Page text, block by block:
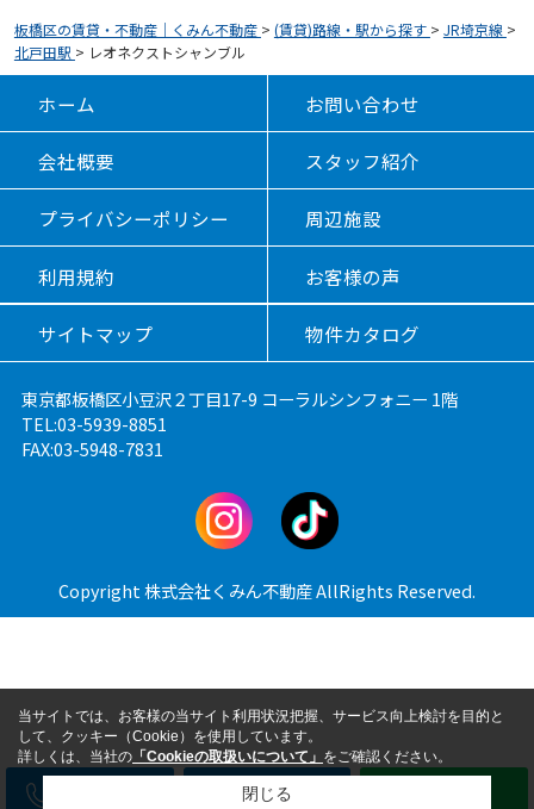
板橋区の賃貸・不動産｜くみん不動産 > (賃貸)路線・駅から探す > JR埼京線 >
北戸田駅 > レオネクストシャンブル
ホーム お問い合わせ
会社概要 スタッフ紹介
プライバシーポリシー 周辺施設
利用規約 お客様の声
サイトマップ 物件カタログ
東京都板橋区小豆沢２丁目17-9 コーラルシンフォニー 1階
TEL:03-5939-8851
FAX:03-5948-7831
Copyright 株式会社くみん不動産 AllRights Reserved.
メール
当サイトでは、お客様の当サイト利用状況把握、サービス向上検討を目的と
して、クッキー（Cookie）を使用しています。
詳しくは、当社の 「Cookieの取扱いについて」 をご確認ください。
閉じる